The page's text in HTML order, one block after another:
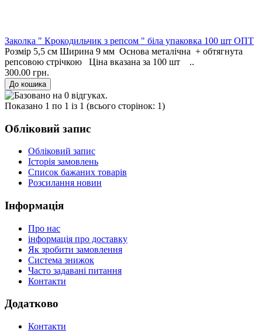
Заколка " Крокодильчик з репсом " біла упаковка 100 шт ОПТ
Розмір 5,5 см Ширина 9 мм Основа металічна + обтягнута
репсовою стрічкою Ціна вказана за 100 шт ..
300.00 грн.
Показано 1 по 1 із 1 (всього сторінок: 1)
Обліковий запис
Обліковий запис
Історія замовлень
Список бажаних товарів
Розсилання новин
Інформація
Про нас
інформація про доставку
Як зробити замовлення
Система знижок
Часто задавані питання
Контакти
Додатково
Контакти